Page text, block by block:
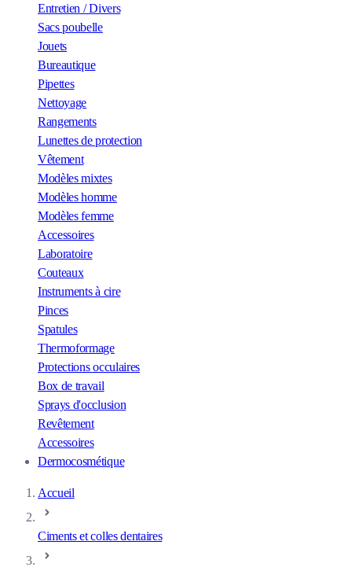
Entretien / Divers
Sacs poubelle
Jouets
Bureautique
Pipettes
Nettoyage
Rangements
Lunettes de protection
Vêtement
Modèles mixtes
Modèles homme
Modèles femme
Accessoires
Laboratoire
Couteaux
Instruments à cire
Pinces
Spatules
Thermoformage
Protections occulaires
Box de travail
Sprays d'occlusion
Revêtement
Accessoires
Dermocosmétique
Accueil
Ciments et colles dentaires